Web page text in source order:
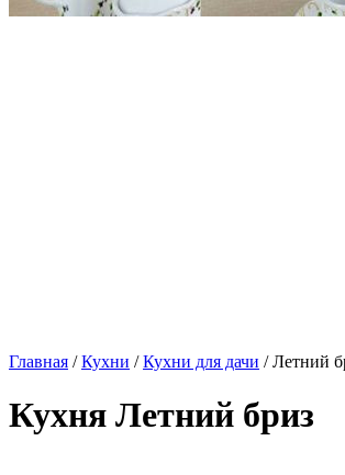
Главная /Кухни /Кухни для дачи / Летний
Кухня Летний бриз